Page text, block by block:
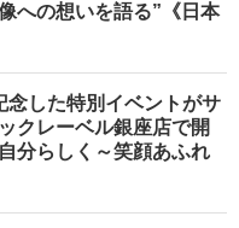
への想いを語る”《日本
念した特別イベントがサ
クレーベル銀座店で開
分らしく～笑顔あふれ